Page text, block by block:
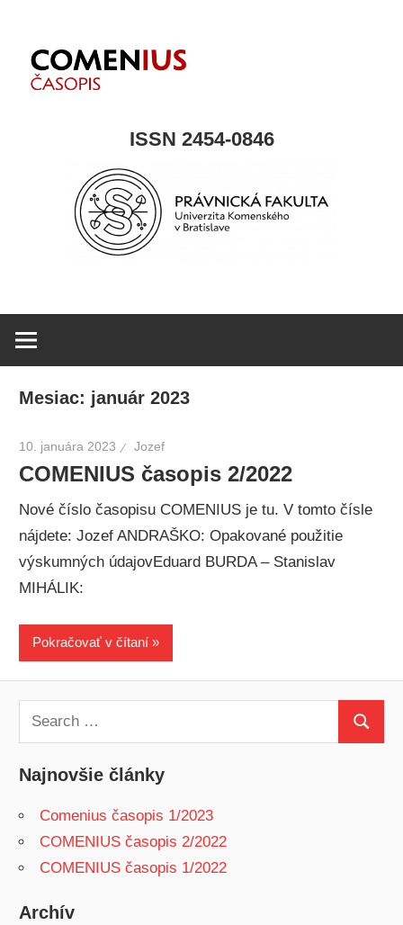
content
ISSN 2454-0846
Mesiac: január 2023
10. januára 2023 Jozef
COMENIUS časopis 2/2022
Nové číslo časopisu COMENIUS je tu. V tomto čísle
nájdete: Jozef ANDRAŠKO: Opakované použitie
výskumných údajovEduard BURDA – Stanislav
MIHÁLIK:
Pokračovať v čítaní
Search
for:
Search
Najnovšie články
Comenius časopis 1/2023
COMENIUS časopis 2/2022
COMENIUS časopis 1/2022
Archív